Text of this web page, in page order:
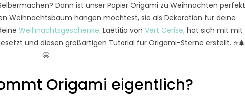
Dann ist unser Papier Origami zu Weihnachten
Weihnachtsbaum hängen möchtest, sie als Dekoration für deine
Weihnachtsgeschenke. Laëtitia von Vert Cerise, hat sich mit mit
und diesen großartigen Tutorial für Origami-Sterne erstellt. ⭐🎄
🤩
Origami eigentlich?